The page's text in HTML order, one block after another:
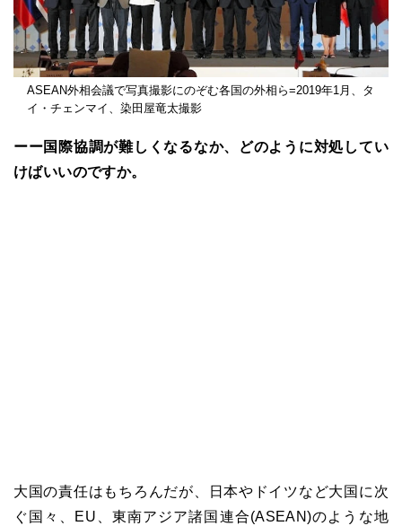
ASEAN外相会議で写真撮影にのぞむ各国の外相ら=2019年1月、タ
イ・チェンマイ、染田屋竜太撮影
ーー国際協調が難しくなるなか、どのように対処してい
けばいいのですか。
大国の責任はもちろんだが、日本やドイツなど大国に次
ぐ国々、EU、東南アジア諸国連合(ASEAN)のような地